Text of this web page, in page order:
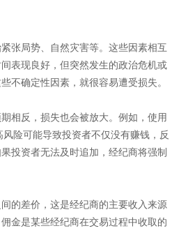
张局势、自然灾害等。这些因素相互
表现良好，但突然发生的政治危机或
不确定性因素，就很容易遭受损失。
相反，损失也会被放大。例如，使用
险可能导致投资者不仅没有赚钱，反
投资者无法及时追加，经纪商将强制
的差价，这是经纪商的主要收入来源
金是某些经纪商在交易过程中收取的